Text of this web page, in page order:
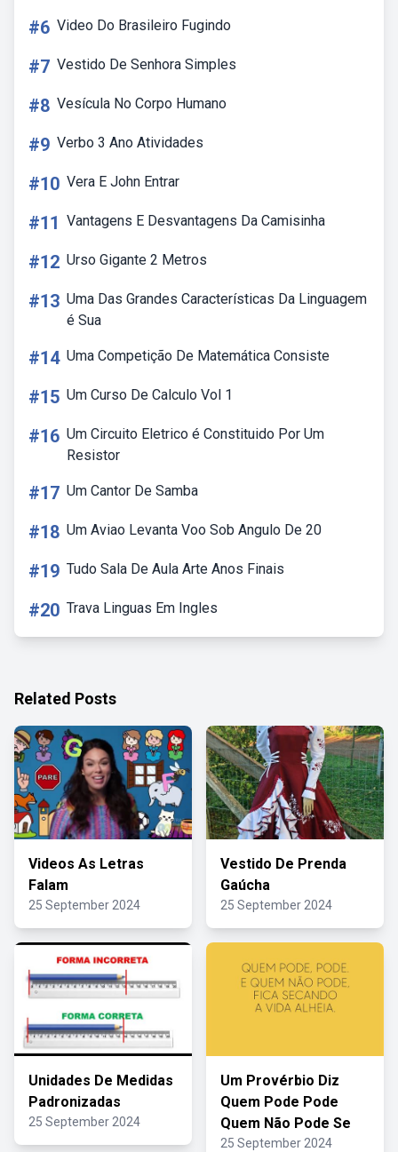
#6 Video Do Brasileiro Fugindo
#7 Vestido De Senhora Simples
#8 Vesícula No Corpo Humano
#9 Verbo 3 Ano Atividades
#10 Vera E John Entrar
#11 Vantagens E Desvantagens Da Camisinha
#12 Urso Gigante 2 Metros
#13 Uma Das Grandes Características Da Linguagem
é Sua
#14 Uma Competição De Matemática Consiste
#15 Um Curso De Calculo Vol 1
#16 Um Circuito Eletrico é Constituido Por Um
Resistor
#17 Um Cantor De Samba
#18 Um Aviao Levanta Voo Sob Angulo De 20
#19 Tudo Sala De Aula Arte Anos Finais
#20 Trava Linguas Em Ingles
Related Posts
Videos As Letras
Falam
25 September 2024
Vestido De Prenda
Gaúcha
25 September 2024
Unidades De Medidas
Padronizadas
25 September 2024
Um Provérbio Diz
Quem Pode Pode
Quem Não Pode Se
25 September 2024